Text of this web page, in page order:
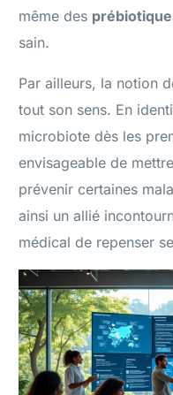
même des
sain.
Par ailleurs, la notion
tout son sens. En
microbiote dès les
envisageable de
prévenir certaines
ainsi un allié
médical de repenser